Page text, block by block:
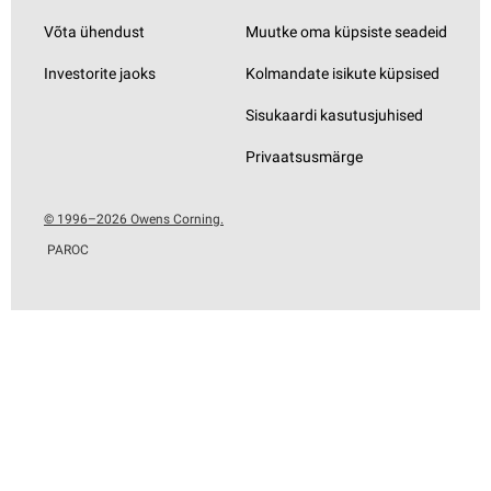
Võta ühendust
Investorite jaoks
Muutke oma küpsiste seadeid
Kolmandate isikute küpsised
Sisukaardi kasutusjuhised
Privaatsusmärge
© 1996–2026 Owens Corning.
PAROC